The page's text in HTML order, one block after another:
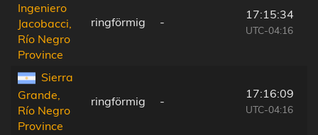
Ingeniero
Jacobacci,
Río Negro
Province
ringförmig -
17:15:34
UTC-04:16
Sierra
Grande,
Río Negro
Province
ringförmig -
17:16:09
UTC-04:16